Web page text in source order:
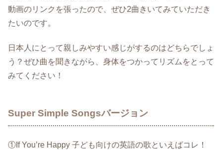
動画のリンクを張ったので、ぜひ2曲きいてみていただき
たいのです。
日本人にとって親しみやすい感じがするのはどちらでしょ
う？ぜひ曲を聞きながら、身体をつかってリズムをとって
みてください！
Super Simple Songsバージョン
①If You’re Happy 子ども向けの英語の歌といえばコレ！